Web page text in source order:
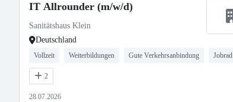
IT Allrounder (m/w/d)
Sanitätshaus Klein
Deutschland
Vollzeit Weiterbildungen Gute Verkehrsanbindung Jobrad
2
28.07.2026